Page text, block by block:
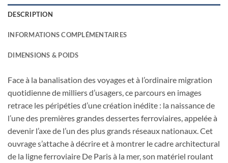
DESCRIPTION
INFORMATIONS COMPLÉMENTAIRES
DIMENSIONS & POIDS
Face à la banalisation des voyages et à l’ordinaire migration
quotidienne de milliers d’usagers, ce parcours en images
retrace les péripéties d’une création inédite : la naissance de
l’une des premières grandes dessertes ferroviaires, appelée à
devenir l’axe de l’un des plus grands réseaux nationaux. Cet
ouvrage s’attache à décrire et à montrer le cadre architectural
de la ligne ferroviaire De Paris à la mer, son matériel roulant